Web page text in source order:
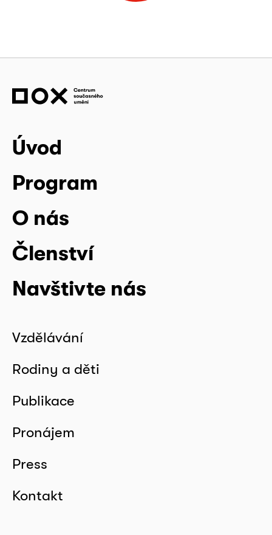
Úvod
Program
O nás
Členství
Navštivte nás
Vzdělávání
Rodiny a děti
Publikace
Pronájem
Press
Kontakt